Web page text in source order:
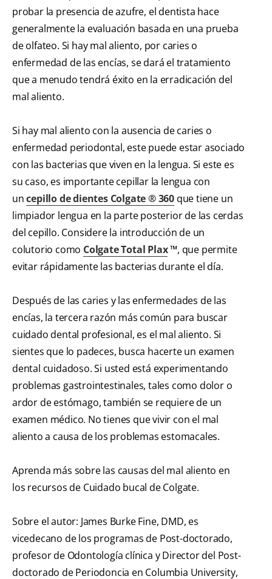
probar la presencia de azufre, el dentista hace
generalmente la evaluación basada en una prueba
de olfateo. Si hay mal aliento, por caries o
enfermedad de las encías, se dará el tratamiento
que a menudo tendrá éxito en la erradicación del
mal aliento.
Si hay mal aliento con la ausencia de caries o
enfermedad periodontal, este puede estar asociado
con las bacterias que viven en la lengua. Si este es
su caso, es importante cepillar la lengua con
uncepillo de dientes Colgate ® 360 que tiene un
limpiador lengua en la parte posterior de las cerdas
del cepillo. Considere la introducción de un
colutorio como Colgate Total Plax™, que permite
evitar rápidamente las bacterias durante el día.
Después de las caries y las enfermedades de las
encías, la tercera razón más común para buscar
cuidado dental profesional, es el mal aliento. Si
sientes que lo padeces, busca hacerte un examen
dental cuidadoso. Si usted está experimentando
problemas gastrointestinales, tales como dolor o
ardor de estómago, también se requiere de un
examen médico. No tienes que vivir con el mal
aliento a causa de los problemas estomacales.
Aprenda más sobre las causas del mal aliento en
los recursos de Cuidado bucal de Colgate.
Sobre el autor: James Burke Fine, DMD, es
vicedecano de los programas de Post-doctorado,
profesor de Odontología clínica y Director del Post-
doctorado de Periodoncia en Columbia University,